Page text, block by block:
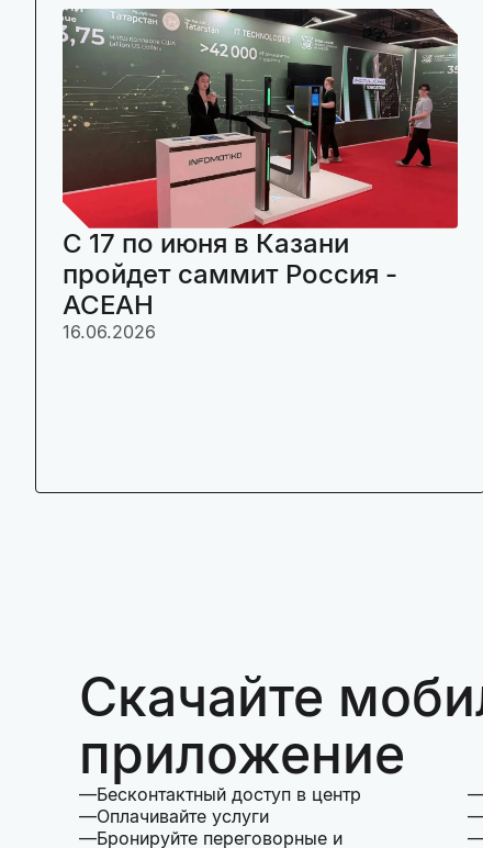
C 17 по июня в Казани
пройдет саммит Россия -
АСЕАН
16.06.2026
Скачайте
приложение
Бесконтактный доступ в центр
Оплачивайте услуги
Бронируйте переговорные и